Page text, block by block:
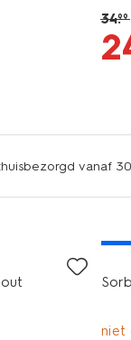
34.99
vanaf
niet